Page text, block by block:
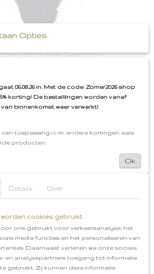
Bunny Storm Grey
Bunny Storm Grey Deze fijne
stijlvolle musthaves voor moeder en
cadeauservice
Advies op maat
Gratis verzenden vanaf €50,-
afhalen in Oud-Beijerland
Opties
06.08.26 in. Met de code: Zomer2026 shop
korting! De bestelllingen worden vanaf
van binnenkomst weer verwerkt!
toepassing i.c.m. andere kortingen, sale
producten.
Ok
Details Over
cookies gebruikt
ons gebruikt voor verkeersanalyse, het
media-functies en het personaliseren van
Daarnaast verlenen we onze sociale
en analysepartners toegang tot informatie
gebruikt. Zij kunnen deze informatie